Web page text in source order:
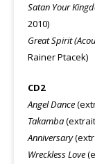
Satan Your
2010)
Great Spirit
Rainer Ptacek)
CD2
Angel Dance
Takamba
Anniversary
Wreckless Love